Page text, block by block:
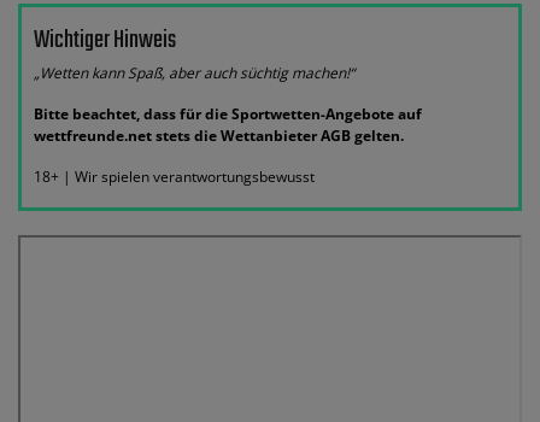
Wichtiger Hinweis
„Wetten kann Spaß, aber auch süchtig machen!“
Bitte beachtet, dass für die Sportwetten-Angebote auf
wettfreunde.net stets die Wettanbieter AGB gelten.
18+ | Wir spielen verantwortungsbewusst